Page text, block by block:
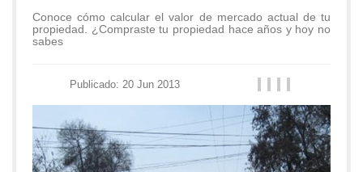
Conoce cómo calcular el valor de mercado actual de tu
propiedad. ¿Compraste tu propiedad hace años y hoy no
sabes
Publicado: 20 Jun 2013